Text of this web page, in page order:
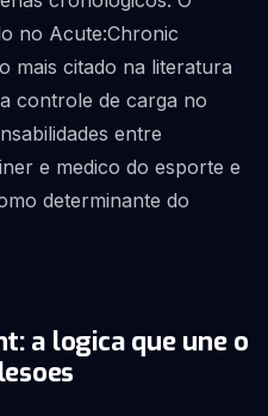
no Acute:Chronic
mais citado na literatura
controle de carga no
entre
e medico do esporte e
determinante do
a logica que une o